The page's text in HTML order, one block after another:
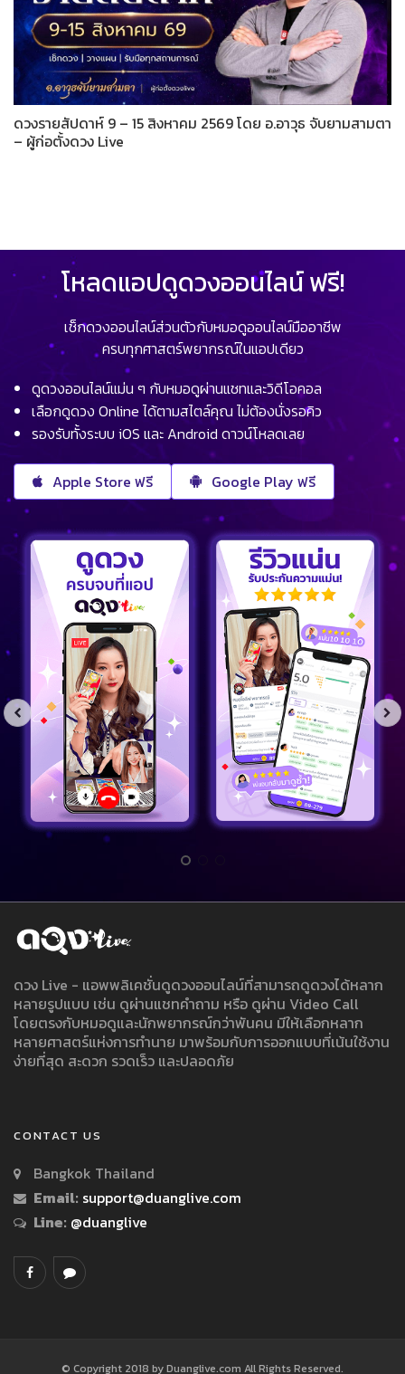
ดวงรายสัปดาห์ 9 – 15 สิงหาคม 2569 โดย อ.อาวุธ จับยามสามตา
– ผู้ก่อตั้งดวง Live
โหลดแอปดูดวงออนไลน์ ฟรี!
เช็กดวงออนไลน์ส่วนตัวกับหมอดูออนไลน์มืออาชีพ
ครบทุกศาสตร์พยากรณ์ในแอปเดียว
ดูดวงออนไลน์แม่น ๆ กับหมอดูผ่านแชทและวิดีโอคอล
เลือกดูดวง Online ได้ตามสไตล์คุณ ไม่ต้องนั่งรอคิว
รองรับทั้งระบบ iOS และ Android ดาวน์โหลดเลย
Apple Store ฟรี Google Play ฟรี
ดวง Live - แอพพลิเคชั่นดูดวงออนไลน์ที่สามารถดูดวงได้หลาก
หลายรูปแบบ เช่น ดูผ่านแชทคำถาม หรือ ดูผ่าน Video Call
โดยตรงกับหมอดูและนักพยากรณ์กว่าพันคน มีให้เลือกหลาก
หลายศาสตร์แห่งการทำนาย มาพร้อมกับการออกแบบที่เน้นใช้งาน
ง่ายที่สุด สะดวก รวดเร็ว และปลอดภัย
CONTACT US
Bangkok Thailand
Email: support@duanglive.com
Line: @duanglive
© Copyright 2018 by Duanglive.com All Rights Reserved.